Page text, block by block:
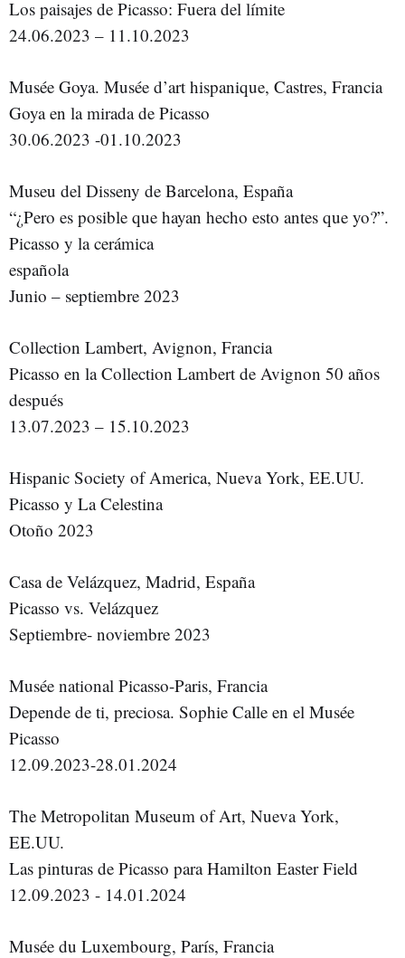
Los paisajes de Picasso: Fuera del límite
24.06.2023 – 11.10.2023
Musée Goya. Musée d’art hispanique, Castres, Francia
Goya en la mirada de Picasso
30.06.2023 -01.10.2023
Museu del Disseny de Barcelona, España
“¿Pero es posible que hayan hecho esto antes que yo?”.
Picasso y la cerámica
española
Junio – septiembre 2023
Collection Lambert, Avignon, Francia
Picasso en la Collection Lambert de Avignon 50 años
después
13.07.2023 – 15.10.2023
Hispanic Society of America, Nueva York, EE.UU.
Picasso y La Celestina
Otoño 2023
Casa de Velázquez, Madrid, España
Picasso vs. Velázquez
Septiembre- noviembre 2023
Musée national Picasso-Paris, Francia
Depende de ti, preciosa. Sophie Calle en el Musée
Picasso
12.09.2023-28.01.2024
The Metropolitan Museum of Art, Nueva York,
EE.UU.
Las pinturas de Picasso para Hamilton Easter Field
12.09.2023 - 14.01.2024
Musée du Luxembourg, París, Francia